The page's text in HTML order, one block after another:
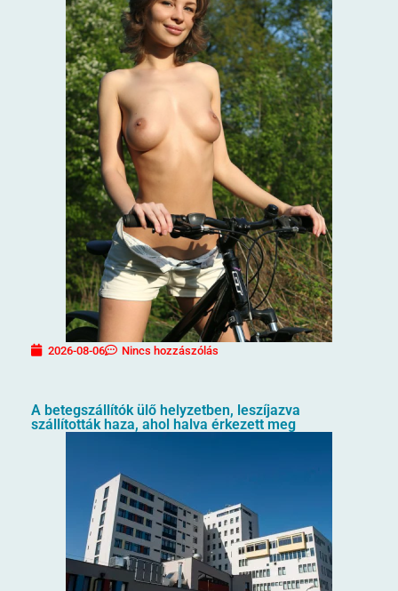
2026-08-06 Nincs hozzászólás
A betegszállítók ülő helyzetben, leszíjazva
szállították haza, ahol halva érkezett meg